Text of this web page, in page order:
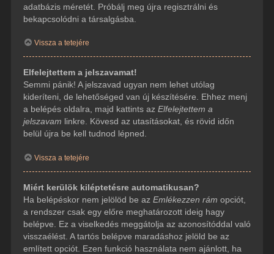
adatbázis méretét. Próbálj meg újra regisztrálni és
bekapcsolódni a társalgásba.
Vissza a tetejére
Elfelejtettem a jelszavamat!
Semmi pánik! A jelszavad ugyan nem lehet utólag
kideríteni, de lehetőséged van új készítésére. Ehhez menj
a belépés oldalra, majd kattints az Elfelejtettem a
jelszavam linkre. Kövesd az utasításokat, és rövid időn
belül újra be kell tudnod lépned.
Vissza a tetejére
Miért kerülök kiléptetésre automatikusan?
Ha belépéskor nem jelölöd be az Emlékezzen rám opciót,
a rendszer csak egy előre meghatározott ideig hagy
belépve. Ez a viselkedés meggátolja az azonosítóddal való
visszaélést. A tartós belépve maradáshoz jelöld be az
említett opciót. Ezen funkció használata nem ajánlott, ha